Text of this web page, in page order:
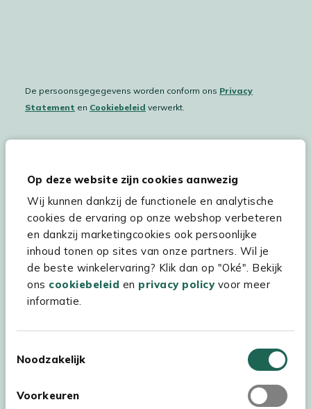
Op deze website zijn cookies aanwezig
Wij kunnen dankzij de functionele en analytische
cookies de ervaring op onze webshop verbeteren
en dankzij marketingcookies ook persoonlijke
inhoud tonen op sites van onze partners. Wil je
de beste winkelervaring? Klik dan op "Oké". Bekijk
ons cookiebeleid en privacy policyvoor meer
informatie.
Noodzakelijk
Voorkeuren
De persoonsgegegevens worden conform ons Privacy
Statement en Cookiebeleid verwerkt.
Hulp & service
Assortiment
Kees Smit Tuinmeubelen
Experience Stores XXL